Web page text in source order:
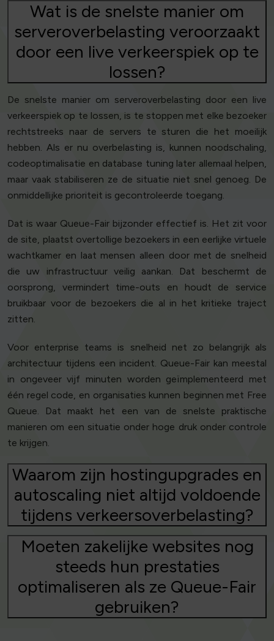
Wat is de snelste manier om
serveroverbelasting veroorzaakt
door een live verkeerspiek op te
lossen?
De snelste manier om serveroverbelasting door een live
verkeerspiek op te lossen, is te stoppen met elke bezoeker
rechtstreeks naar de servers te sturen die het moeilijk
hebben. Als er nu overbelasting is, kunnen noodschaling,
codeoptimalisatie en database tuning later allemaal helpen,
maar vaak stabiliseren ze de situatie niet snel genoeg. De
onmiddellijke prioriteit is gecontroleerde toegang.
Dat is waar Queue-Fair bijzonder effectief is. Het zit voor
de site, plaatst overtollige bezoekers in een eerlijke virtuele
wachtkamer en laat mensen alleen door met de snelheid
die uw infrastructuur veilig aankan. Dat beschermt de
oorsprong, vermindert time-outs en houdt de service
bruikbaar voor de bezoekers die al in het kritieke traject
zitten.
Voor enterprise teams is snelheid net zo belangrijk als
architectuur tijdens een incident. Queue-Fair kan meestal
in ongeveer vijf minuten worden geïmplementeerd met
één regel code, en organisaties kunnen beginnen met Free
Queue. Dat maakt het een van de snelste praktische
manieren om een situatie onder hoge druk onder controle
te krijgen.
Waarom zijn hostingupgrades en
autoscaling niet altijd voldoende
tijdens verkeersoverbelasting?
Moeten zakelijke websites nog
steeds hun prestaties
optimaliseren als ze Queue-Fair
gebruiken?